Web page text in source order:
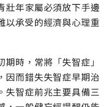
壯年家屬必須放下手邊
以承受的經濟與心理重
時，常將「失智症」
因而錯失失智症早期治
失智症前兆主要具備三